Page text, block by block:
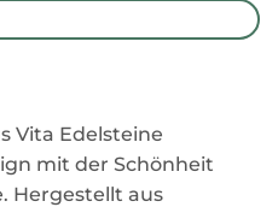
Vita Edelsteine
mit der Schönheit
Hergestellt aus